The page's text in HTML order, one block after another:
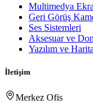
Multimedya
Geri Görüş
Ses Sistemleri
Aksesuar ve
Yazılım ve
İletişim
Merkez Ofis